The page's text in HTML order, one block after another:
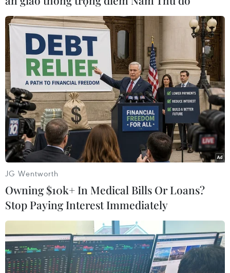
#Đảo tranh chấp
#Hội đàm
#Sergei Lavrov
#Tiều Tiên
#Crimea Nga Nhật Bản
Theo dõi VietnamPlus
TIN LIÊN QUAN
JG Wentworth
Owning $10k+ In Medical Bills Or Loans?
Stop Paying Interest Immediately